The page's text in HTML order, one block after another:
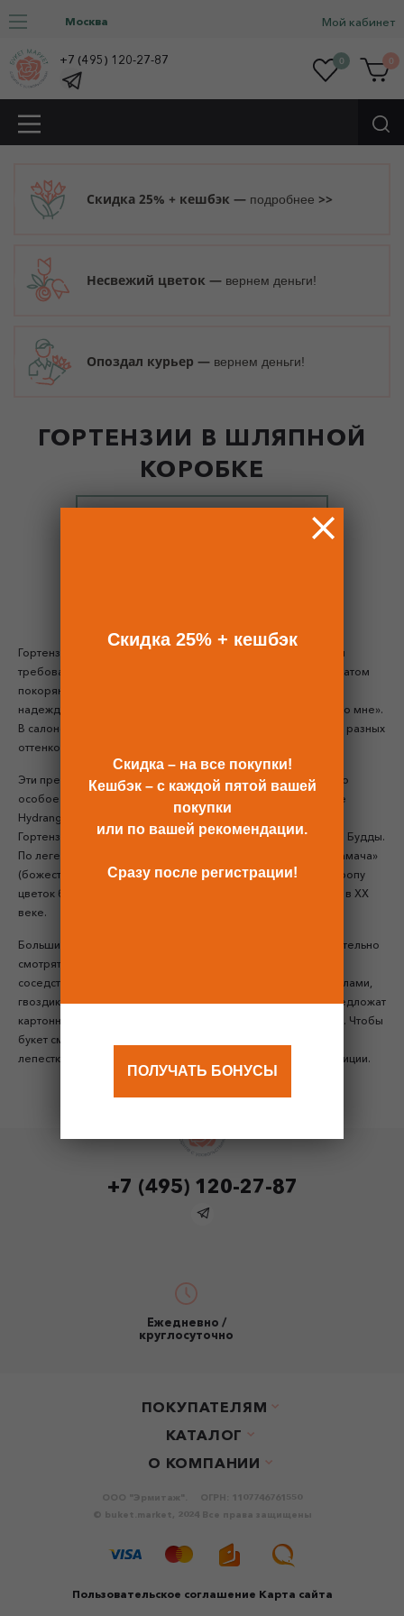
Москва Мой кабинет
+7 (495) 120-27-87 0 0
Скидка 25% + кешбэк — подробнее >>
Несвежий цветок — вернем деньги!
Опоздал курьер — вернем деньги!
ГОРТЕНЗИИ В ШЛЯПНОЙ
КОРОБКЕ
Гортензии в шляпной коробке растопят лед в сердце самой
требовательной девушки. Элегантные цветы с тонким ароматом
покоряют своей красотой, они символизируют искренность,
надежду на знак внимания. Гортензии говорят: «Вспомни обо мне».
В салоне «Букет Маркет» большой выбор свежих гортензий разных
оттенков: белых, кремовых, голубых, розовых.
Эти прекрасные цветы воспевали еще в Древней Греции, но
особое отношение к ним было в Японии. Греки называли ее
Hydrangea — сосуд с водой, японцы — «тоскующая по воде».
Гортензия в стране Восходящего Солнца считается цветком Будды.
По легенде в день, когда он явился на свет, с неба лилась «амача»
(божественный нектар) и сыпались прекрасные цветы. В Европу
цветок был завезен в 1832 г., а массовая селекция началась в XX
веке.
Большие шаровидные грозди соцветий гортензий очаровательно
смотрятся в одиночном букете и составной композиции в
соседстве с хлопком, розами, ирисами, лизантусами, маттиолами,
гвоздиками, фрезиями, гиацинтами. Флористы на выбор предложат
картонные или бархатные шляпные коробки разных цветов. Чтобы
букет смотрелся нежно, лучше подобрать коробку в тон к
лепесткам. Контрастная упаковка придаст строгости композиции.
+7 (495) 120-27-87
Ежедневно /
круглосуточно
ПОКУПАТЕЛЯМ
КАТАЛОГ
О КОМПАНИИ
Пользовательское соглашение Карта сайта
ООО "Эрмитаж".
ОГРН: 1107746761550
© buket.market, 2024 Все права защищены
Скидка 25% + кешбэк
Скидка – на все покупки!
Кешбэк – с каждой пятой вашей
покупки
или по вашей рекомендации.
Сразу после регистрации!
ПОЛУЧАТЬ БОНУСЫ